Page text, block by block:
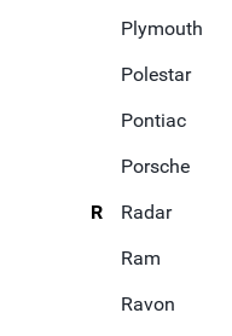
Plymouth
Polestar
Pontiac
Porsche
R
Radar
Ram
Ravon